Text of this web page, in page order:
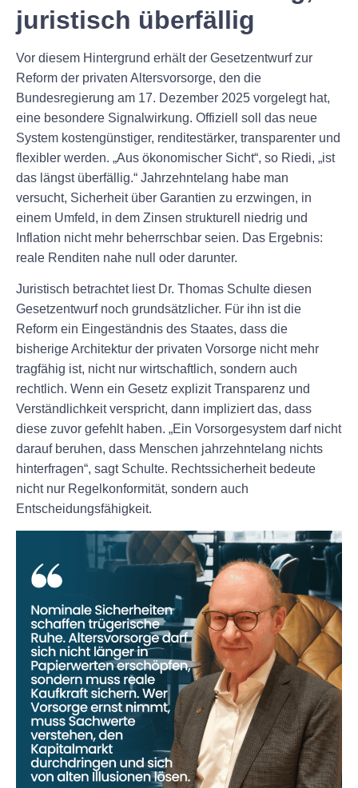
juristisch überfällig
Vor diesem Hintergrund erhält der Gesetzentwurf zur
Reform der privaten Altersvorsorge, den die
Bundesregierung am 17. Dezember 2025 vorgelegt hat,
eine besondere Signalwirkung. Offiziell soll das neue
System kostengünstiger, renditestärker, transparenter und
flexibler werden. „Aus ökonomischer Sicht“, so Riedi, „ist
das längst überfällig.“ Jahrzehntelang habe man
versucht, Sicherheit über Garantien zu erzwingen, in
einem Umfeld, in dem Zinsen strukturell niedrig und
Inflation nicht mehr beherrschbar seien. Das Ergebnis:
reale Renditen nahe null oder darunter.
Juristisch betrachtet liest Dr. Thomas Schulte diesen
Gesetzentwurf noch grundsätzlicher. Für ihn ist die
Reform ein Eingeständnis des Staates, dass die
bisherige Architektur der privaten Vorsorge nicht mehr
tragfähig ist, nicht nur wirtschaftlich, sondern auch
rechtlich. Wenn ein Gesetz explizit Transparenz und
Verständlichkeit verspricht, dann impliziert das, dass
diese zuvor gefehlt haben. „Ein Vorsorgesystem darf nicht
darauf beruhen, dass Menschen jahrzehntelang nichts
hinterfragen“, sagt Schulte. Rechtssicherheit bedeute
nicht nur Regelkonformität, sondern auch
Entscheidungsfähigkeit.